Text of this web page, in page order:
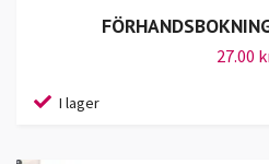
27.00
I lager